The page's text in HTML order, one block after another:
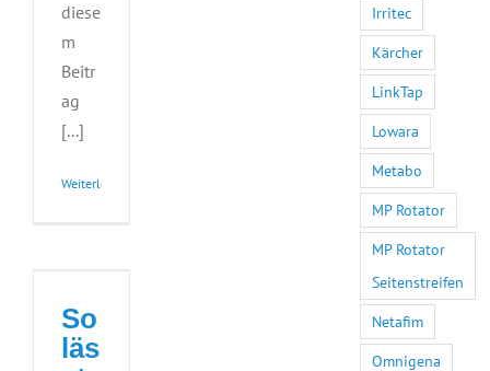
diese
m
Beitr
ag
[...]
Weiterlesen
So
läs
Irritec
Kärcher
LinkTap
Lowara
Metabo
MP Rotator
MP Rotator
Seitenstreifen
Netafim
Omnigena